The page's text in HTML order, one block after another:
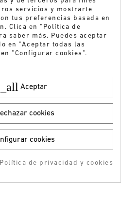
Talla: 40
AÑADIR AL CARRITO
Gratis
servicios y mostrarte
tus preferencias basada en
Clica en "Política de
saber más. Puedes aceptar
en "Aceptar todas las
"Configurar cookies".
Aceptar
cookies
cookies
Política de privacidad y cookies